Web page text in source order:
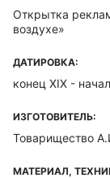
Открытка
воздухе»
ДАТИРОВКА:
конец XIX -
ИЗГОТОВИТЕЛЬ:
Товарищество
МАТЕРИАЛ,